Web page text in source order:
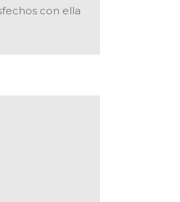
con ella